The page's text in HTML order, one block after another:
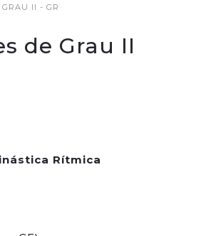
GRAU II - GR
de Grau II
Rítmica